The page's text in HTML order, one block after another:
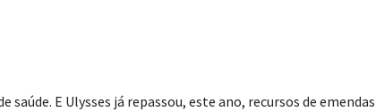
E Ulysses já repassou, este ano, recursos de emendas